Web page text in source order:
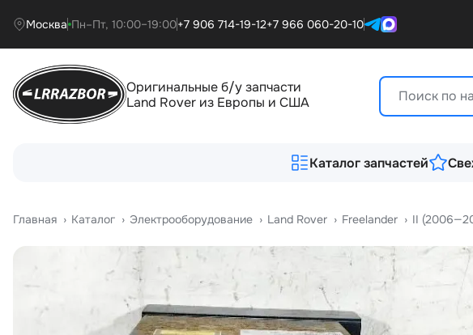
Москва Пн–Пт, 10:00–19:00+7 906 714-19-12+7 966 060-20-10
Оригинальные б/у запчасти
Land Rover из Европы и США
Каталог запчастей
Главная › Катало › Электрооборудование › Land Rover › Freelander › II